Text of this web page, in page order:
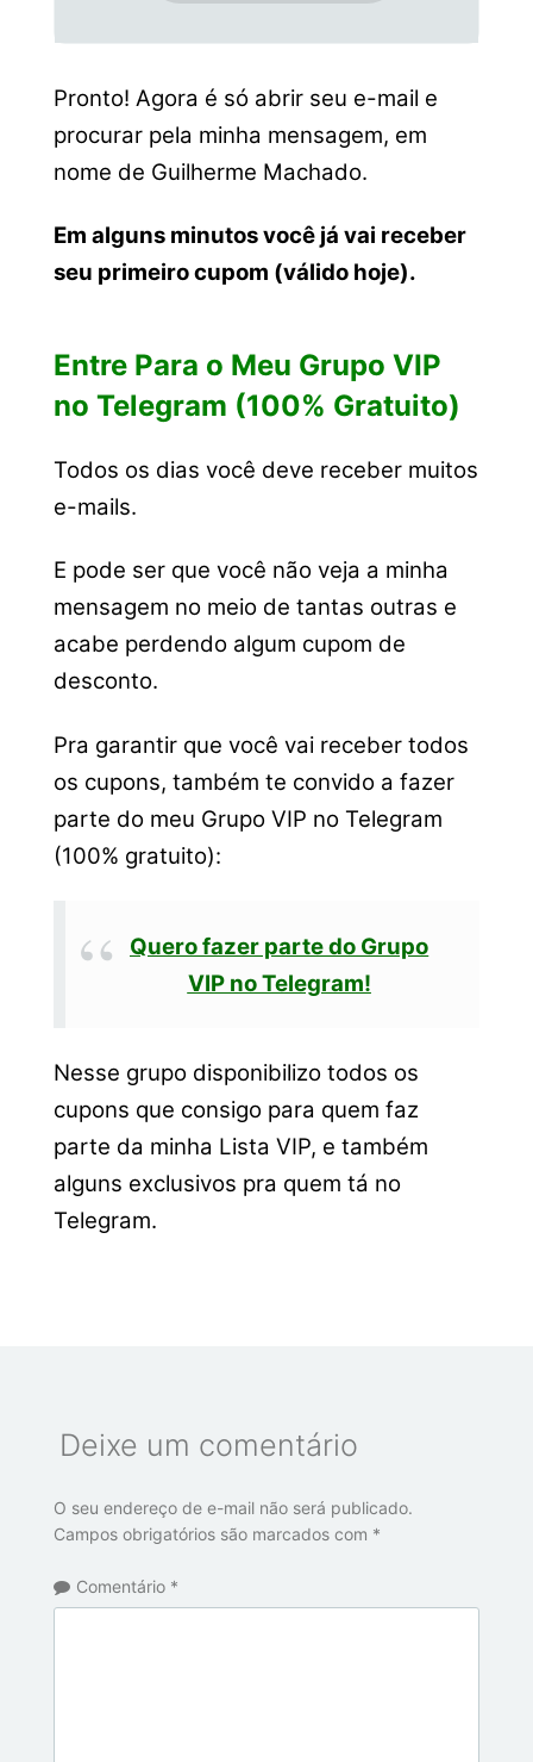
Pronto! Agora é só abrir seu e-mail e
procurar pela minha mensagem, em
nome de Guilherme Machado.
Em alguns minutos você já vai receber
seu primeiro cupom (válido hoje).
Entre Para o Meu Grupo VIP
no Telegram (100% Gratuito)
Todos os dias você deve receber muitos
e-mails.
E pode ser que você não veja a minha
mensagem no meio de tantas outras e
acabe perdendo algum cupom de
desconto.
Pra garantir que você vai receber todos
os cupons, também te convido a fazer
parte do meu Grupo VIP no Telegram
(100% gratuito):
Quero fazer parte do Grupo
VIP no Telegram!
Nesse grupo disponibilizo todos os
cupons que consigo para quem faz
parte da minha Lista VIP, e também
alguns exclusivos pra quem tá no
Telegram.
Deixe um comentário
O seu endereço de e-mail não será publicado.
Campos obrigatórios são marcados com *
Comentário *